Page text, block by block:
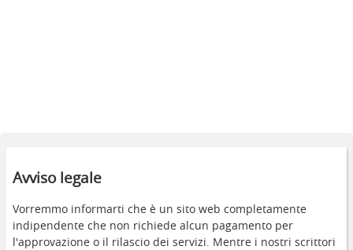
Avviso legale
Vorremmo informarti che è un sito web completamente
indipendente che non richiede alcun pagamento per
l'approvazione o il rilascio dei servizi. Mentre i nostri scrittori